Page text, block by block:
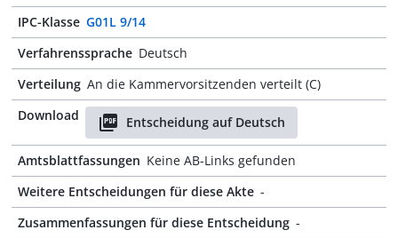
IPC-Klasse G01L 9/14
Verfahrenssprache Deutsch
Verteilung An die Kammervorsitzenden verteilt (C)
Download
Entscheidung auf Deutsch
Amtsblattfassungen Keine AB-Links gefunden
Weitere Entscheidungen für diese Akte -
Zusammenfassungen für diese Entscheidung -